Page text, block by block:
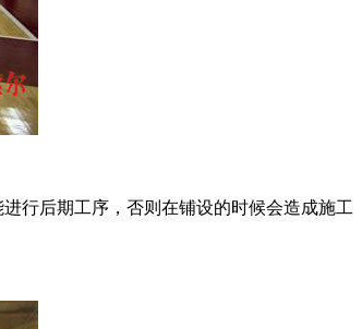
行后期工序，否则在铺设的时候会造成施工